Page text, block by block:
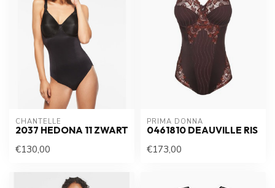
CHANTELLE
2037 HEDONA 11 ZWART
€130,00
PRIMA DONNA
0461810 DEAUVILLE RIS
€173,00